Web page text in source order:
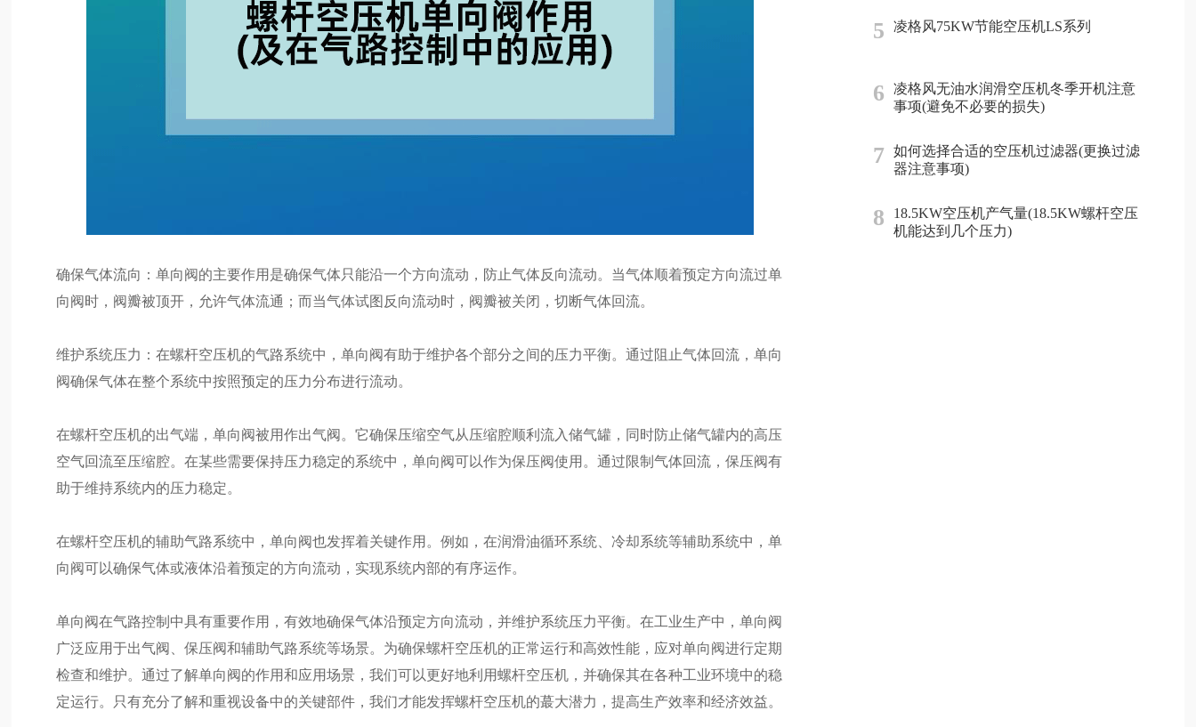
确保气体流向：单向阀的主要作用是确保气体只能沿一个方向流动，防止气体反向流动。当气体顺着预定方向流过单
向阀时，阀瓣被顶开，允许气体流通；而当气体试图反向流动时，阀瓣被关闭，切断气体回流。
维护系统压力：在螺杆空压机的气路系统中，单向阀有助于维护各个部分之间的压力平衡。通过阻止气体回流，单向
阀确保气体在整个系统中按照预定的压力分布进行流动。
在螺杆空压机的出气端，单向阀被用作出气阀。它确保压缩空气从压缩腔顺利流入储气罐，同时防止储气罐内的高压
空气回流至压缩腔。在某些需要保持压力稳定的系统中，单向阀可以作为保压阀使用。通过限制气体回流，保压阀有
助于维持系统内的压力稳定。
在螺杆空压机的辅助气路系统中，单向阀也发挥着关键作用。例如，在润滑油循环系统、冷却系统等辅助系统中，单
向阀可以确保气体或液体沿着预定的方向流动，实现系统内部的有序运作。
单向阀在气路控制中具有重要作用，有效地确保气体沿预定方向流动，并维护系统压力平衡。在工业生产中，单向阀
广泛应用于出气阀、保压阀和辅助气路系统等场景。为确保螺杆空压机的正常运行和高效性能，应对单向阀进行定期
检查和维护。通过了解单向阀的作用和应用场景，我们可以更好地利用螺杆空压机，并确保其在各种工业环境中的稳
定运行。只有充分了解和重视设备中的关键部件，我们才能发挥螺杆空压机的蕞大潜力，提高生产效率和经济效益。
5 凌格风75KW节能空压机LS系列
6
凌格风无油水润滑空压机冬季开机注意
事项(避免不必要的损失)
7
如何选择合适的空压机过滤器(更换过滤
器注意事项)
8
18.5KW空压机产气量(18.5KW螺杆空压
机能达到几个压力)